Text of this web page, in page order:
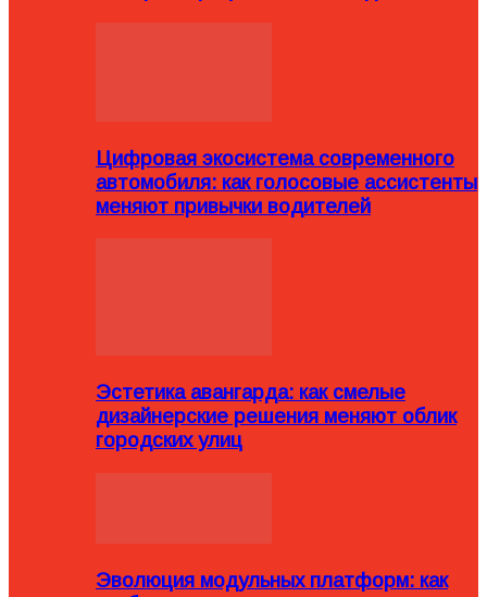
Цифровая экосистема современного
автомобиля: как голосовые ассистенты
меняют привычки водителей
Эстетика авангарда: как смелые
дизайнерские решения меняют облик
городских улиц
Эволюция модульных платформ: как